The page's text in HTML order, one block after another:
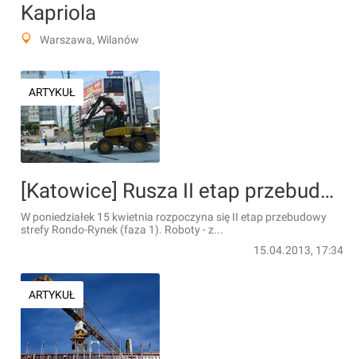
Kapriola
Warszawa, Wilanów
ARTYKUŁ
[Katowice] Rusza II etap przebudowy strefy Rondo-Rynek
W poniedziałek 15 kwietnia rozpoczyna się II etap przebudowy
strefy Rondo-Rynek (faza 1). Roboty - z...
15.04.2013, 17:34
ARTYKUŁ